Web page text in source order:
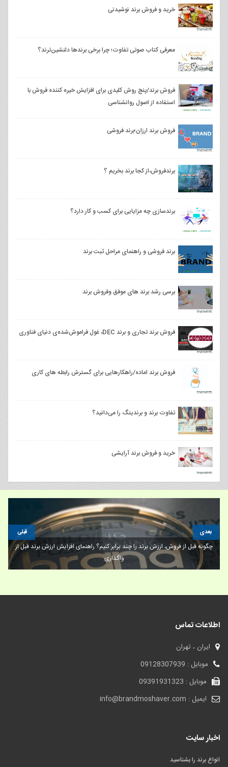
خرید و فروش برند نوشیدنی
معرفی کتاب صوتی تفاوت؛ چرا برخی برندها دلنشین‌ترند؟
فروش برند/پنج روش کلیدی برای افزایش خیره کننده فروش با
استفاده از اصول روانشناسی
فروش برند ارزان؛برند فروشی
برندفروش،از کجا برند بخریم ؟
برندسازی چه مزایایی برای کسب و کار دارد؟
برند فروشی و راهنمای مراحل ثبت برند
برسی رشد برند های موفق وفروش برند
فروش برند تجاری و برند DEC، غول فراموش‌شده‌ی دنیای فناوری
فروش برند اماده/راهکارهایی برای گسترش رابطه های کاری
تفاوت برند و برندینگ را می‌دانید؟
خرید و فروش برند آرایشی
چگونه قبل از فروش، ارزش برند را چند برابر کنیم؟ راهنمای افزایش ارزش برند قبل از
واگذاری
قبلی بعدی
اطلاعات تماس
ایران ، تهران
موبایل : 09128307939
موبایل : 09391931323
ایمیل : info@brandmoshaver.com
اخبار سایت
انواع برند را بشناسید